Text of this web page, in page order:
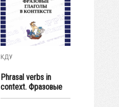
КДУ
Phrasal verbs in
context. Фразовые
глаголы в...